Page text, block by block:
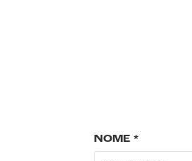
NOME *